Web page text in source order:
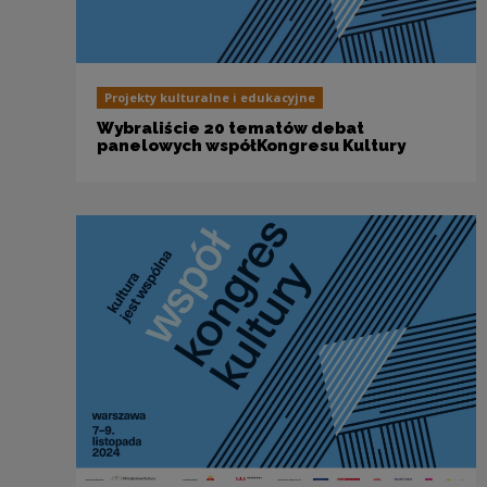
Projekty kulturalne i edukacyjne
Wybraliście 20 tematów debat
panelowych współKongresu Kultury